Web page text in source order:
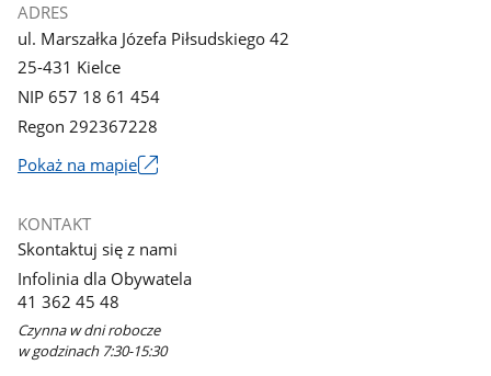
ADRES
ul. Marszałka Józefa Piłsudskiego 42
25-431 Kielce
NIP 657 18 61 454
Regon 292367228
Pokaż na mapieLink
nowym
oknie
KONTAKT
Skontaktuj się z nami
Infolinia dla Obywatela
41 362 45 48
Czynna w dni robocze
w godzinach 7:30-15:30